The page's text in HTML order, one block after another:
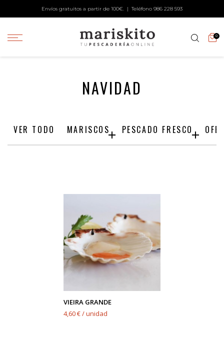
Envíos gratuitos a partir de 100€. | Teléfono 986 228 593
0
NAVIDAD
VER TODO MARISCOS PESCADO FRESCO
VIEIRA GRANDE
4,60 € / unidad